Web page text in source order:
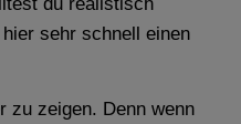
sehr schnell einen
zu zeigen. Denn wenn